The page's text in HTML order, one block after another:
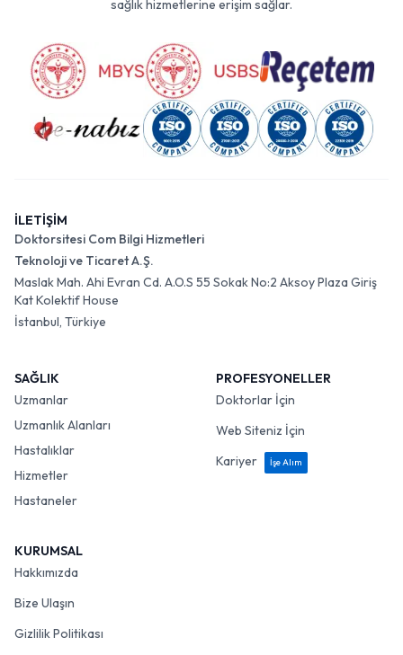
sağlık hizmetlerine erişim sağlar.
İLETİŞİM
Doktorsitesi Com Bilgi Hizmetleri
Teknoloji ve Ticaret A.Ş.
Maslak Mah. Ahi Evran Cd. A.O.S 55 Sokak No:2 Aksoy Plaza Giriş
Kat Kolektif House
İstanbul, Türkiye
SAĞLIK
Uzmanlar
Uzmanlık Alanları
Hastalıklar
Hizmetler
Hastaneler
PROFESYONELLER
Doktorlar İçin
Web Siteniz İçin
Kariyer
İşe Alım
KURUMSAL
Hakkımızda
Bize Ulaşın
Gizlilik Politikası